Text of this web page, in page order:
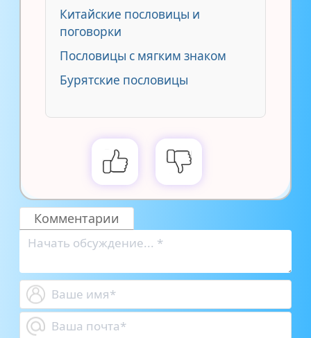
Китайские пословицы и
поговорки
Пословицы с мягким знаком
Бурятские пословицы
Комментарии